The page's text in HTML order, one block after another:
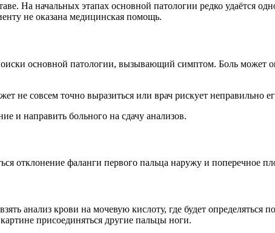
На начальных этапах основной патологии редко удаётся
не оказана медицинская помощь.
основной патологии, вызывающий симптом. Боль может
не совсем точно выразиться или врач рискует неправильно
и направить больного на сдачу анализов.
отклонение фаланги первого пальца наружу и поперечное
анализ крови на мочевую кислоту, где будет определяться
присоединяться другие пальцы ноги.